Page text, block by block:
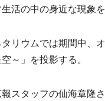
活の中の身近な現象
リウムでは期間中、
～」を投影する。
スタッフの仙海章隆